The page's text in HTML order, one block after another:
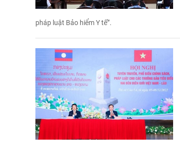
pháp luật Bảo hiểm Y tế”.